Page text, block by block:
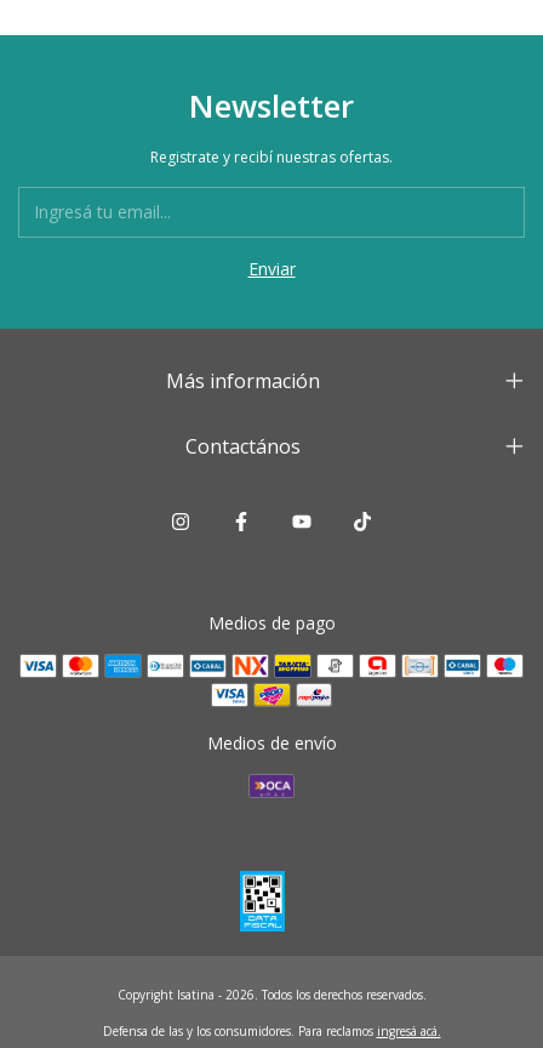
Newsletter
Registrate y recibí nuestras ofertas.
Más información
Contactános
Medios de pago
Medios de envío
Copyright Isatina - 2026. Todos los derechos reservados.
Defensa de las y los consumidores. Para reclamos ingresá acá.